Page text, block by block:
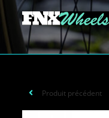
Produit précédent